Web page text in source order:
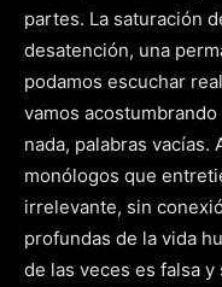
partes. La saturación
desatención, una
podamos escuchar
vamos
nada, palabras vacías.
monólogos que
irrelevante, sin
profundas de la vida
de las veces es falsa